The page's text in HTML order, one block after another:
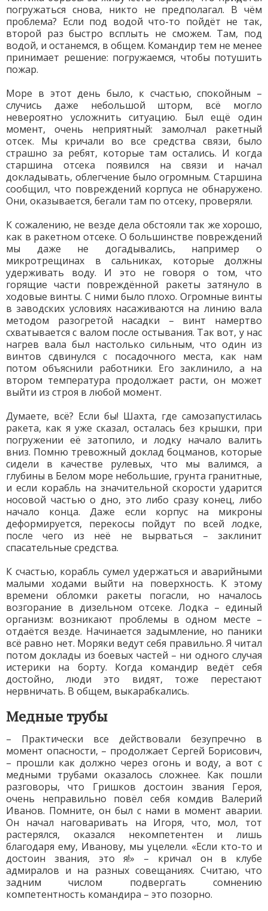
погружаться снова, никто не предполагал. В чём
проблема? Если под водой что-то пойдёт не так,
второй раз быстро всплыть не сможем. Там, под
водой, и останемся, в общем. Командир тем не менее
принимает решение: погружаемся, чтобы потушить
пожар.
Море в этот день было, к счастью, спокойным –
случись даже небольшой шторм, всё могло
невероятно усложнить ситуацию. Был ещё один
момент, очень неприятный: замолчал ракетный
отсек. Мы кричали во все средства связи, было
страшно за ребят, которые там остались. И когда
старшина отсека появился на связи и начал
докладывать, облегчение было огромным. Старшина
сообщил, что повреждений корпуса не обнаружено.
Они, оказывается, бегали там по отсеку, проверяли.
К сожалению, не везде дела обстояли так же хорошо,
как в ракетном отсеке. О большинстве повреждений
мы даже не догадывались, например о
микротрещинах в сальниках, которые должны
удерживать воду. И это не говоря о том, что
горящие части повреждённой ракеты затянуло в
ходовые винты. С ними было плохо. Огромные винты
в заводских условиях насаживаются на линию вала
методом разогретой насадки – винт намертво
схватывается с валом после остывания. Так вот, у нас
нагрев вала был настолько сильным, что один из
винтов сдвинулся с посадочного места, как нам
потом объяснили работники. Его заклинило, а на
втором температура продолжает расти, он может
выйти из строя в любой момент.
Думаете, всё? Если бы! Шахта, где самозапустилась
ракета, как я уже сказал, осталась без крышки, при
погружении её затопило, и лодку начало валить
вниз. Помню тревожный доклад боцманов, которые
сидели в качестве рулевых, что мы валимся, а
глубины в Белом море небольшие, грунта гранитные,
и если корабль на значительной скорости ударится
носовой частью о дно, это либо сразу конец, либо
начало конца. Даже если корпус на микроны
деформируется, перекосы пойдут по всей лодке,
после чего из неё не вырваться – заклинит
спасательные средства.
К счастью, корабль сумел удержаться и аварийными
малыми ходами выйти на поверхность. К этому
времени обломки ракеты погасли, но началось
возгорание в дизельном отсеке. Лодка – единый
организм: возникают проблемы в одном месте –
отдаётся везде. Начинается задымление, но паники
всё равно нет. Моряки ведут себя правильно. Я читал
потом доклады из боевых частей – ни одного случая
истерики на борту. Когда командир ведёт себя
достойно, люди это видят, тоже перестают
нервничать. В общем, выкарабкались.
Медные трубы
– Практически все действовали безупречно в
момент опасности, – продолжает Сергей Борисович,
– прошли как должно через огонь и воду, а вот с
медными трубами оказалось сложнее. Как пошли
разговоры, что Гришков достоин звания Героя,
очень неправильно повёл себя комдив Валерий
Иванов. Помните, он был с нами в момент аварии.
Он начал наговаривать на Игоря, что, мол, тот
растерялся, оказался некомпетентен и лишь
благодаря ему, Иванову, мы уцелели. «Если кто-то и
достоин звания, это я!» – кричал он в клубе
адмиралов и на разных совещаниях. Считаю, что
задним числом подвергать сомнению
компетентность командира – это позорно.